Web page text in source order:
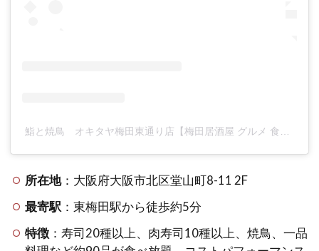
所在地：大阪府大阪市北区堂山町8-11 2F
最寄駅 ：東梅田駅から徒歩約5分
特徴 ：寿司20種以上、肉寿司10種以上、焼鳥、一品